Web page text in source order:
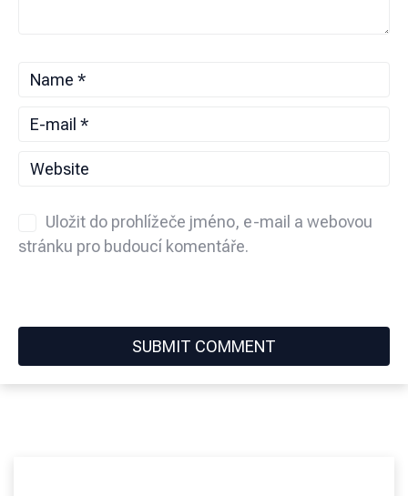
Uložit do prohlížeče jméno, e-mail a webovou
stránku pro budoucí komentáře.